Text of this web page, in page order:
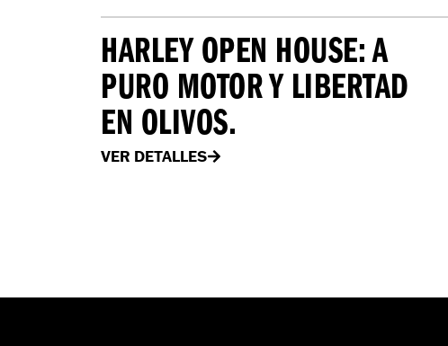
HARLEY OPEN HOUSE: A
PURO MOTOR Y LIBERTAD
EN OLIVOS.
VER DETALLES